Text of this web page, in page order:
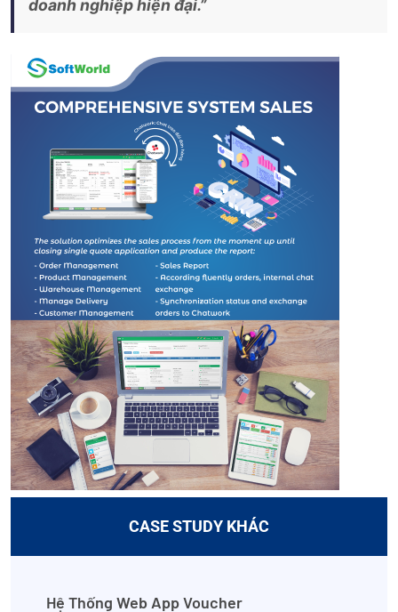
doanh nghiệp hiện đại.”
CASE STUDY KHÁC
Hệ Thống Web App Voucher